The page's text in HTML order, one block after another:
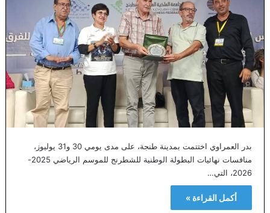
بدر العمراوي اختتمت بمدينة طنجة، على مدى يومي 30 و31 يوليوز،
منافسات نهائيات البطولة الوطنية للشطرنج للموسم الرياضي 2025-
2026، التي…
أكمل القراءة »